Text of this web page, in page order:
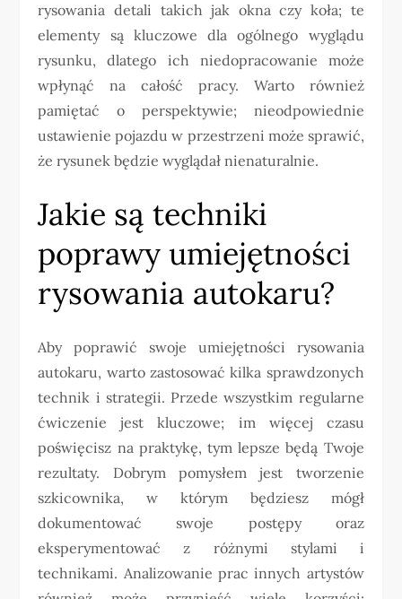
rysowania detali takich jak okna czy koła; te
elementy są kluczowe dla ogólnego wyglądu
rysunku, dlatego ich niedopracowanie może
wpłynąć na całość pracy. Warto również
pamiętać o perspektywie; nieodpowiednie
ustawienie pojazdu w przestrzeni może sprawić,
że rysunek będzie wyglądał nienaturalnie.
Jakie są techniki
poprawy umiejętności
rysowania autokaru?
Aby poprawić swoje umiejętności rysowania
autokaru, warto zastosować kilka sprawdzonych
technik i strategii. Przede wszystkim regularne
ćwiczenie jest kluczowe; im więcej czasu
poświęcisz na praktykę, tym lepsze będą Twoje
rezultaty. Dobrym pomysłem jest tworzenie
szkicownika, w którym będziesz mógł
dokumentować swoje postępy oraz
eksperymentować z różnymi stylami i
technikami. Analizowanie prac innych artystów